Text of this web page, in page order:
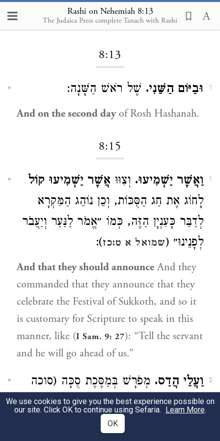
Rashi on Nehemiah 8:13
The Judaica Press complete Tanach with Rashi
Loading...
8:13
1 וּבַיּוֹם הַשֵּׁנִי. שֶׁל רֹאשׁ הַשָּׁנָה:
And on the second dayof Rosh Hashanah.
8:15
1 וַאֲשֶׁר יַשְׁמִיעוּ. וְצִוּוּ אֲשֶׁר יַשְׁמִיעוּ קוֹל
לָחוֹג אֶת חַג הַסֻּכּוֹת, וְכֵן נוֹהֵג הַמִּקְרָא
לְדַבֵּר כָּעִנְיָן הַזֶּה, כְּמוֹ ״אֱמֹר לַנַּעַר וְיַעֲבֹר
לְפָנֵינוּ״ (שמואל א ט:כז):
And that they should announceAnd they
commanded that they announce that they
celebrate the Festival of Sukkoth, and so it
is customary for Scripture to speak in this
manner, like (I Sam. 9: 27): “Tell the servant
and he will go ahead of us.”
2 וַעֲלֵי הֲדַס. מְפֹרָשׁ בְּמַסֶּכֶת סֻכָּה (סוכה
יב,א): זֶה הֲדַס שׁוֹטֶה, שֶׁאֵינוֹ רָאוּי לְלוּלָב
כִּי אִם לַעֲשׂוֹת סֻכָּה:
We use cookies to give you the best experience possible on
our site. Click OK to continue using Sefaria. Learn More.
OK